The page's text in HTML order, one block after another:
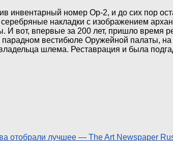
инвентарный номер Ор-2, и до сих пор
накладки с изображением
вот, впервые за 200 лет, пришло время
вестибюле Оружейной палаты,
шлема. Реставрация и была
отобрали лучшее — The Art Newspaper